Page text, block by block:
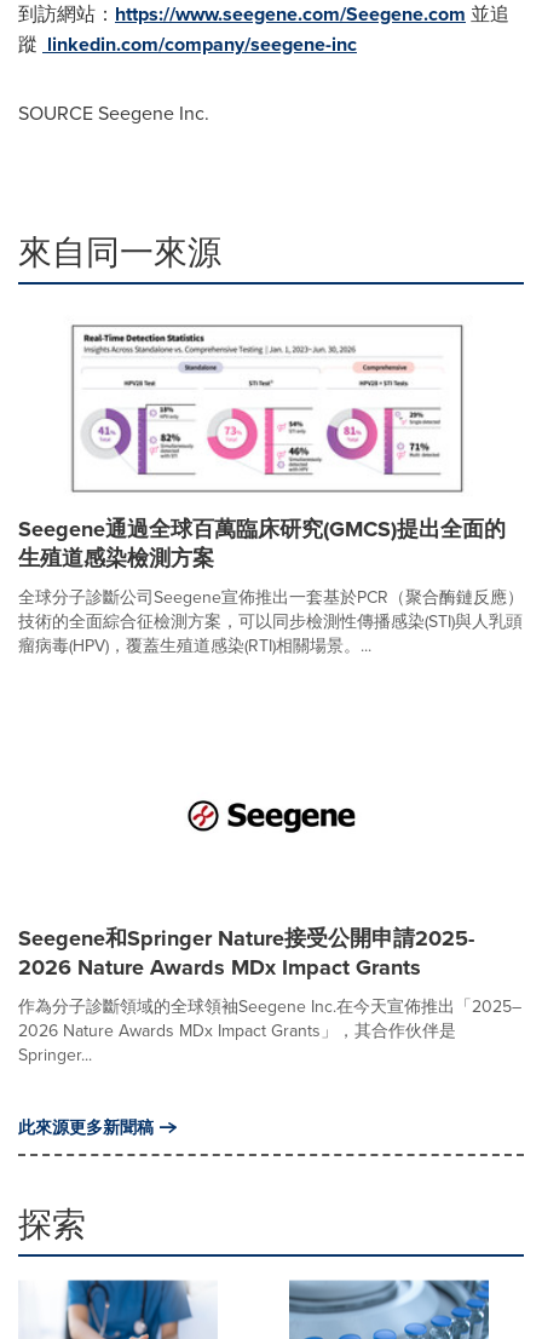
到訪網站： https://www.seegene.com/Seegene.com 並追
蹤 linkedin.com/company/seegene-inc
SOURCE Seegene Inc.
來自同一來源
Seegene通過全球百萬臨床研究(GMCS)提出全面的
生殖道感染檢測方案‌
全球分子診斷公司Seegene宣佈推出一套基於PCR（聚合酶鏈反應）
技術的全面綜合征檢測方案，可以同步檢測性傳播感染(STI)與人乳頭
瘤病毒(HPV)，覆蓋生殖道感染(RTI)相關場景。...
Seegene和Springer Nature接受公開申請2025-
2026 Nature Awards MDx Impact Grants
作為分子診斷領域的全球領袖Seegene Inc.在今天宣佈推出「2025–
2026 Nature Awards MDx Impact Grants」，其合作伙伴是
Springer...
此來源更多新聞稿
探索